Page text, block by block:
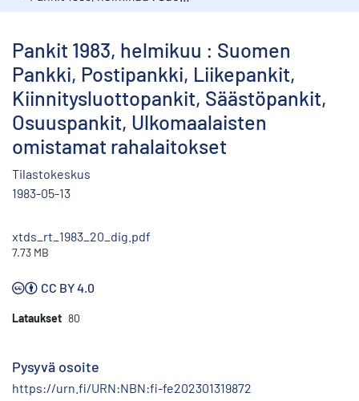
Pankit 1983, helmikuu : Suomen
Pankki, Postipankki, Liikepankit,
Kiinnitysluottopankit, Säästöpankit,
Osuuspankit, Ulkomaalaisten
omistamat rahalaitokset
Tilastokeskus
1983-05-13
xtds_rt_1983_20_dig.pdf
7.73 MB
CC BY 4.0
Lataukset 80
Pysyvä osoite
https://urn.fi/URN:NBN:fi-fe202301319872